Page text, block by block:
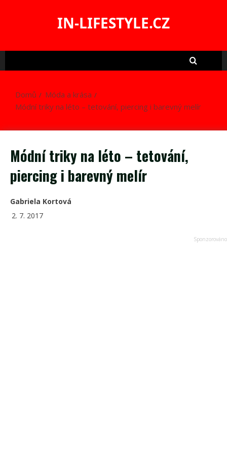
IN-LIFESTYLE.CZ
Domů
Móda a krása
Módní triky na léto – tetování, piercing i barevný melír
Módní triky na léto – tetování,
piercing i barevný melír
Gabriela Kortová
2. 7. 2017